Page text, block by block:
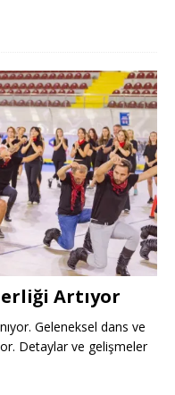
Artıyor
Geleneksel dans ve
Detaylar ve gelişmeler